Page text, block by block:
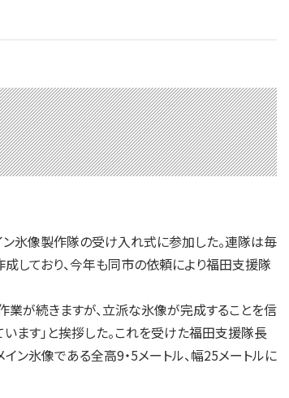
氷像製作隊の受け入れ式に参加した。連隊は毎
しており、今年も同市の依頼により福田支援隊
が続きますが、立派な氷像が完成することを信
ます」と挨拶した。これを受けた福田支援隊長
ン氷像である全高9・5メートル、幅25メートルに